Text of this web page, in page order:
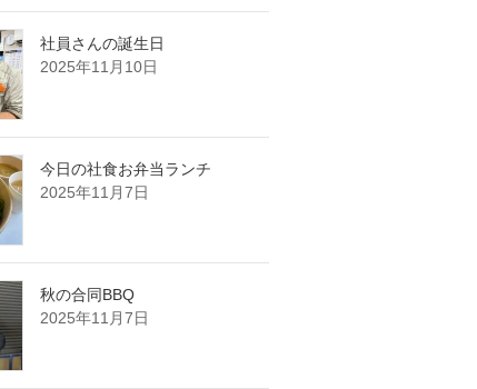
社員さんの誕生日
2025年11月10日
今日の社食お弁当ランチ
2025年11月7日
秋の合同BBQ
2025年11月7日